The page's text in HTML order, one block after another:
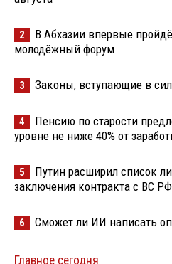
2
В Абхазии впервые
молодёжный форум
3 Законы, вступающие в
4
Пенсию по старости
уровне не ниже 40% от
5
Путин расширил список
заключения контракта с ВС РФ
6 Сможет ли ИИ написать
Главное сегодня